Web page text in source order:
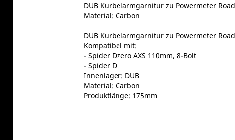
DUB Kurbelarmgarnitur zu Powermeter Road
Material: Carbon
DUB Kurbelarmgarnitur zu Powermeter Road
Kompatibel mit:
- Spider Dzero AXS 110mm, 8-Bolt
- Spider D
Innenlager: DUB
Material: Carbon
Produktlänge: 175mm